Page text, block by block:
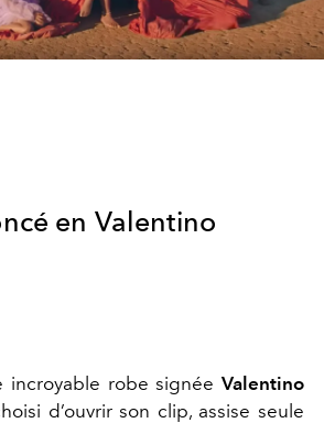
en Valentino
incroyable robe signée Valentino
d’ouvrir son clip, assise seule